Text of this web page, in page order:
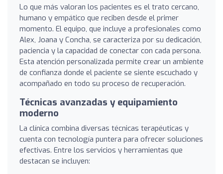
Lo que más valoran los pacientes es el trato cercano,
humano y empático que reciben desde el primer
momento. El equipo, que incluye a profesionales como
Alex, Joana y Concha, se caracteriza por su dedicación,
paciencia y la capacidad de conectar con cada persona.
Esta atención personalizada permite crear un ambiente
de confianza donde el paciente se siente escuchado y
acompañado en todo su proceso de recuperación.
Técnicas avanzadas y equipamiento
moderno
La clínica combina diversas técnicas terapéuticas y
cuenta con tecnología puntera para ofrecer soluciones
efectivas. Entre los servicios y herramientas que
destacan se incluyen: